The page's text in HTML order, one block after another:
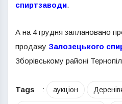
спиртзаводи.
А на 4 грудня заплановано
продажу Залозецького
Зборівському районі
Tags : аукціон